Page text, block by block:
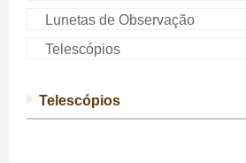
Lunetas de Observação
Telescópios
Telescópios